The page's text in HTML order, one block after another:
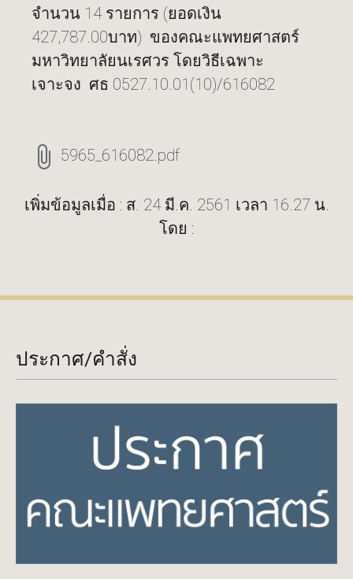
จำนวน 14 รายการ (ยอดเงิน
427,787.00บาท) ของคณะแพทยศาสตร์
มหาวิทยาลัยนเรศวร โดยวิธีเฉพาะ
เจาะจง ศธ 0527.10.01(10)/616082
5965_616082.pdf
เพิ่มข้อมูลเมื่อ : ส. 24 มี.ค. 2561 เวลา 16.27 น.
โดย :
ประกาศ/คำสั่ง